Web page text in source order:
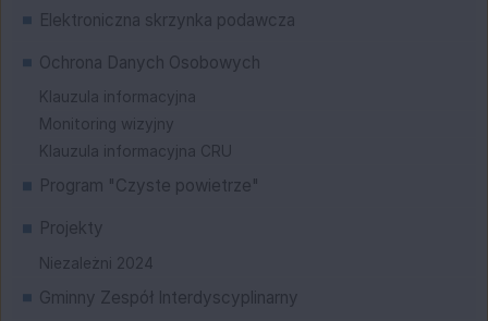
Elektroniczna skrzynka podawcza
Ochrona Danych Osobowych
Klauzula informacyjna
Monitoring wizyjny
Klauzula informacyjna CRU
Program "Czyste powietrze"
Projekty
Niezależni 2024
Gminny Zespół Interdyscyplinarny